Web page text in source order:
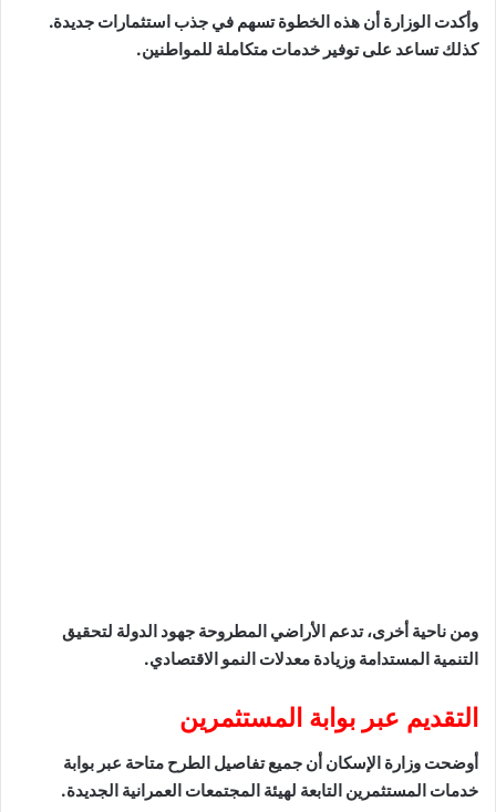
وأكدت الوزارة أن هذه الخطوة تسهم في جذب استثمارات جديدة.
كذلك تساعد على توفير خدمات متكاملة للمواطنين.
ومن ناحية أخرى، تدعم الأراضي المطروحة جهود الدولة لتحقيق
التنمية المستدامة وزيادة معدلات النمو الاقتصادي.
التقديم عبر بوابة المستثمرين
أوضحت وزارة الإسكان أن جميع تفاصيل الطرح متاحة عبر بوابة
خدمات المستثمرين التابعة لهيئة المجتمعات العمرانية الجديدة.